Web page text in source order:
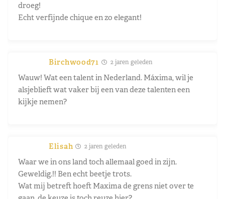
droeg!
Echt verfijnde chique en zo elegant!
Birchwood71 2 jaren geleden
Wauw! Wat een talent in Nederland. Máxima, wil je
alsjeblieft wat vaker bij een van deze talenten een
kijkje nemen?
Elisah 2 jaren geleden
Waar we in ons land toch allemaal goed in zijn.
Geweldig.!! Ben echt beetje trots.
Wat mij betreft hoeft Maxima de grens niet over te